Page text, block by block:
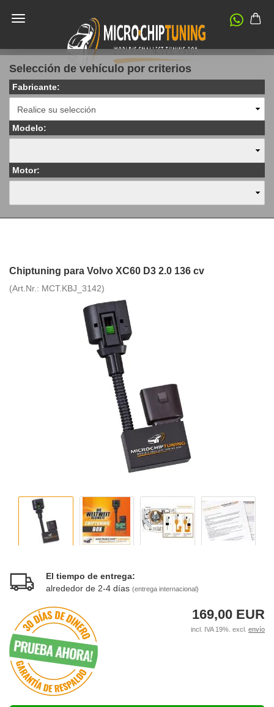
Selección de vehículo por criterios
Fabricante:
Modelo:
Motor:
Chiptuning para Volvo XC60 D3 2.0 136 cv
(Art.Nr.: MCT.KBJ_3142)
El tiempo de entrega:
alrededor de 2-4 días (entrega internacional)
169,00 EUR
incl. IVA 19%. excl. envío